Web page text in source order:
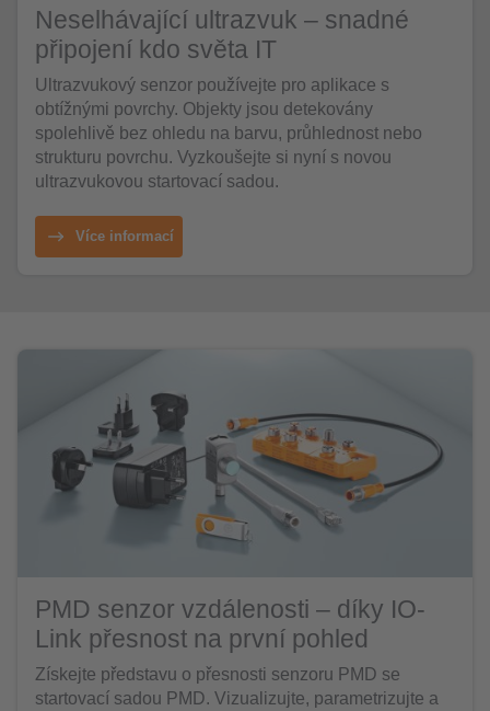
Neselhávající ultrazvuk – snadné
připojení kdo světa IT
Ultrazvukový senzor používejte pro aplikace s
obtížnými povrchy. Objekty jsou detekovány
spolehlivě bez ohledu na barvu, průhlednost nebo
strukturu povrchu. Vyzkoušejte si nyní s novou
ultrazvukovou startovací sadou.
Více informací
PMD senzor vzdálenosti – díky IO-
Link přesnost na první pohled
Získejte představu o přesnosti senzoru PMD se
startovací sadou PMD. Vizualizujte, parametrizujte a